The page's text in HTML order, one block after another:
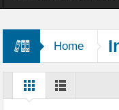
Home